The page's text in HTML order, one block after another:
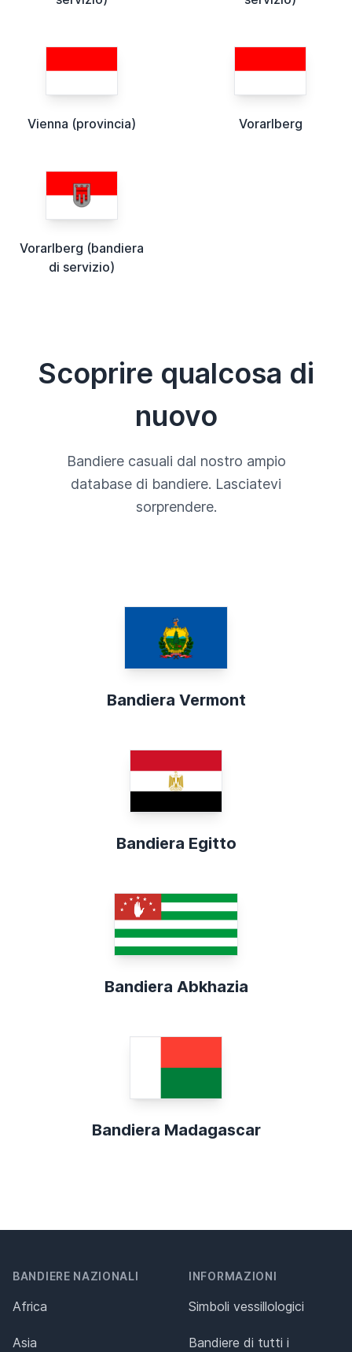
Vienna (provincia) Vorarlberg
Vorarlberg (bandiera
di servizio)
Scoprire qualcosa di
nuovo
Bandiere casuali dal nostro ampio
database di bandiere. Lasciatevi
sorprendere.
Bandiera Vermont
Bandiera Egitto
Bandiera Abkhazia
Bandiera Madagascar
BANDIERE NAZIONALI
Africa
Asia
INFORMAZIONI
Simboli vessillologici
Bandiere di tutti i